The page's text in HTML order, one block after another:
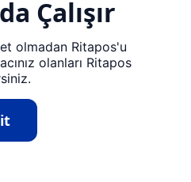
Çalışır
olmadan Ritapos'u
olanları Ritapos